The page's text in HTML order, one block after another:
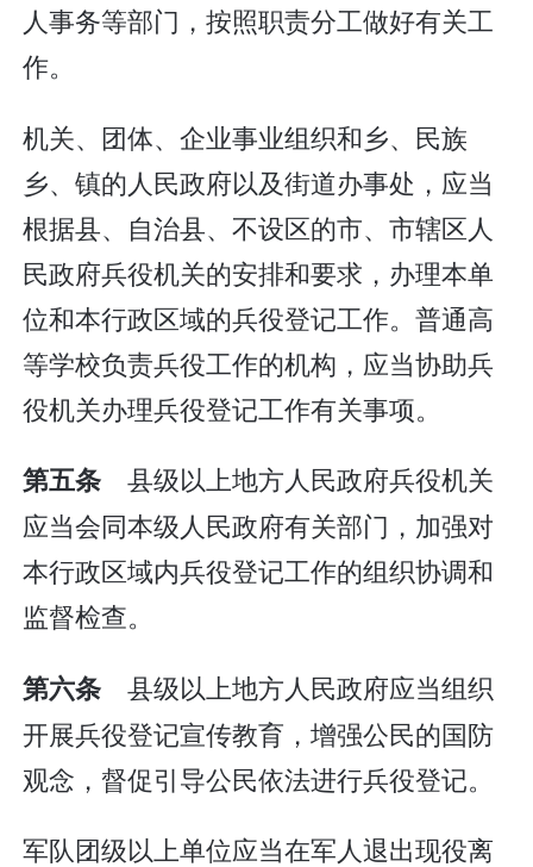
人事务等部门，按照职责分工做好有关工
作。
机关、团体、企业事业组织和乡、民族
乡、镇的人民政府以及街道办事处，应当
根据县、自治县、不设区的市、市辖区人
民政府兵役机关的安排和要求，办理本单
位和本行政区域的兵役登记工作。普通高
等学校负责兵役工作的机构，应当协助兵
役机关办理兵役登记工作有关事项。
第五条县级以上地方人民政府兵役机关
应当会同本级人民政府有关部门，加强对
本行政区域内兵役登记工作的组织协调和
监督检查。
第六条县级以上地方人民政府应当组织
开展兵役登记宣传教育，增强公民的国防
观念，督促引导公民依法进行兵役登记。
军队团级以上单位应当在军人退出现役离